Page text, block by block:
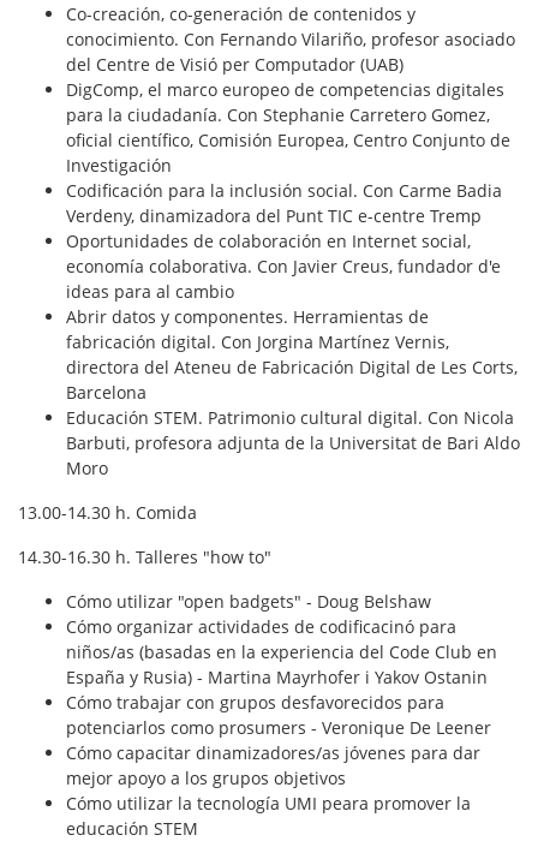
Co-creación, co-generación de contenidos y
conocimiento. Con Fernando Vilariño, profesor asociado
del Centre de Visió per Computador (UAB)
DigComp, el marco europeo de competencias digitales
para la ciudadanía. Con Stephanie Carretero Gomez,
oficial científico, Comisión Europea, Centro Conjunto de
Investigación
Codificación para la inclusión social. Con Carme Badia
Verdeny, dinamizadora del Punt TIC e-centre Tremp
Oportunidades de colaboración en Internet social,
economía colaborativa. Con Javier Creus, fundador d'e
ideas para al cambio
Abrir datos y componentes. Herramientas de
fabricación digital. Con Jorgina Martínez Vernis,
directora del Ateneu de Fabricación Digital de Les Corts,
Barcelona
Educación STEM. Patrimonio cultural digital. Con Nicola
Barbuti, profesora adjunta de la Universitat de Bari Aldo
Moro
13.00-14.30 h. Comida
14.30-16.30 h. Talleres "how to"
Cómo utilizar "open badgets" - Doug Belshaw
Cómo organizar actividades de codificacinó para
niños/as (basadas en la experiencia del Code Club en
España y Rusia) - Martina Mayrhofer i Yakov Ostanin
Cómo trabajar con grupos desfavorecidos para
potenciarlos como prosumers - Veronique De Leener
Cómo capacitar dinamizadores/as jóvenes para dar
mejor apoyo a los grupos objetivos
Cómo utilizar la tecnología UMI peara promover la
educación STEM